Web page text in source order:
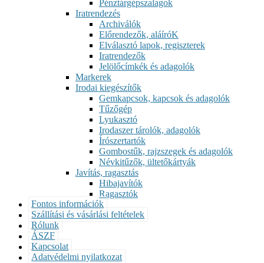
Pénztárgépszalagok
Iratrendezés
Archiválók
Előrendezők, aláíróK
Elválasztó lapok, regiszterek
Iratrendezők
Jelölőcímkék és adagolók
Markerek
Irodai kiegészítők
Gemkapcsok, kapcsok és adagolók
Tűzőgép
Lyukasztó
Irodaszer tárolók, adagolók
Írószertartók
Gombostűk, rajzszegek és adagolók
Névkitűzők, ültetőkártyák
Javítás, ragasztás
Hibajavítók
Ragasztók
Fontos információk
Szállítási és vásárlási feltételek
Rólunk
ÁSZF
Kapcsolat
Adatvédelmi nyilatkozat